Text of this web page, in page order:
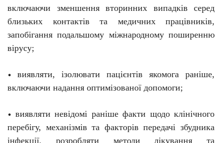
включаючи зменшення вторинних випадків серед
близьких контактів та медичних працівників,
запобігання подальшому міжнародному поширенню
вірусу;
• виявляти, ізолювати пацієнтів якомога раніше,
включаючи надання оптимізованої допомоги;
• виявляти невідомі раніше факти щодо клінічного
перебігу, механізмів та факторів передачі збудника
інфекції, розробляти методи лікування та